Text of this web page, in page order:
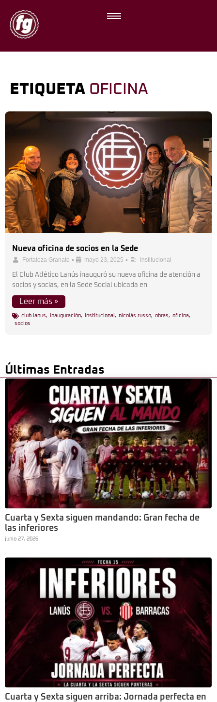
ETIQUETA OFICINA
Nueva oficina de socios en la Sede
Fortaleza Granate • mayo 23, 2025 • Institucional
El Club Atlético Lanús inauguró su nueva oficina de atención a
socios y socias, en la Sede Social ubicada en
Leer más »
club lanus, inauguración, institucional , nicolás russo, obras, oficina,
socios
Últimas Entradas
Cuarta y Sexta siguen mandando: Gran fecha de
las inferiores
junio 27, 2026
Cuarta y Sexta siguen arriba: Jornada perfecta en